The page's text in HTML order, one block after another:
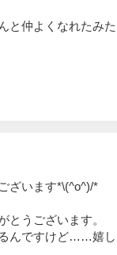
と仲よくなれたみ
ざいます*\(^o^)/*
とうございます。
んですけど……嬉し